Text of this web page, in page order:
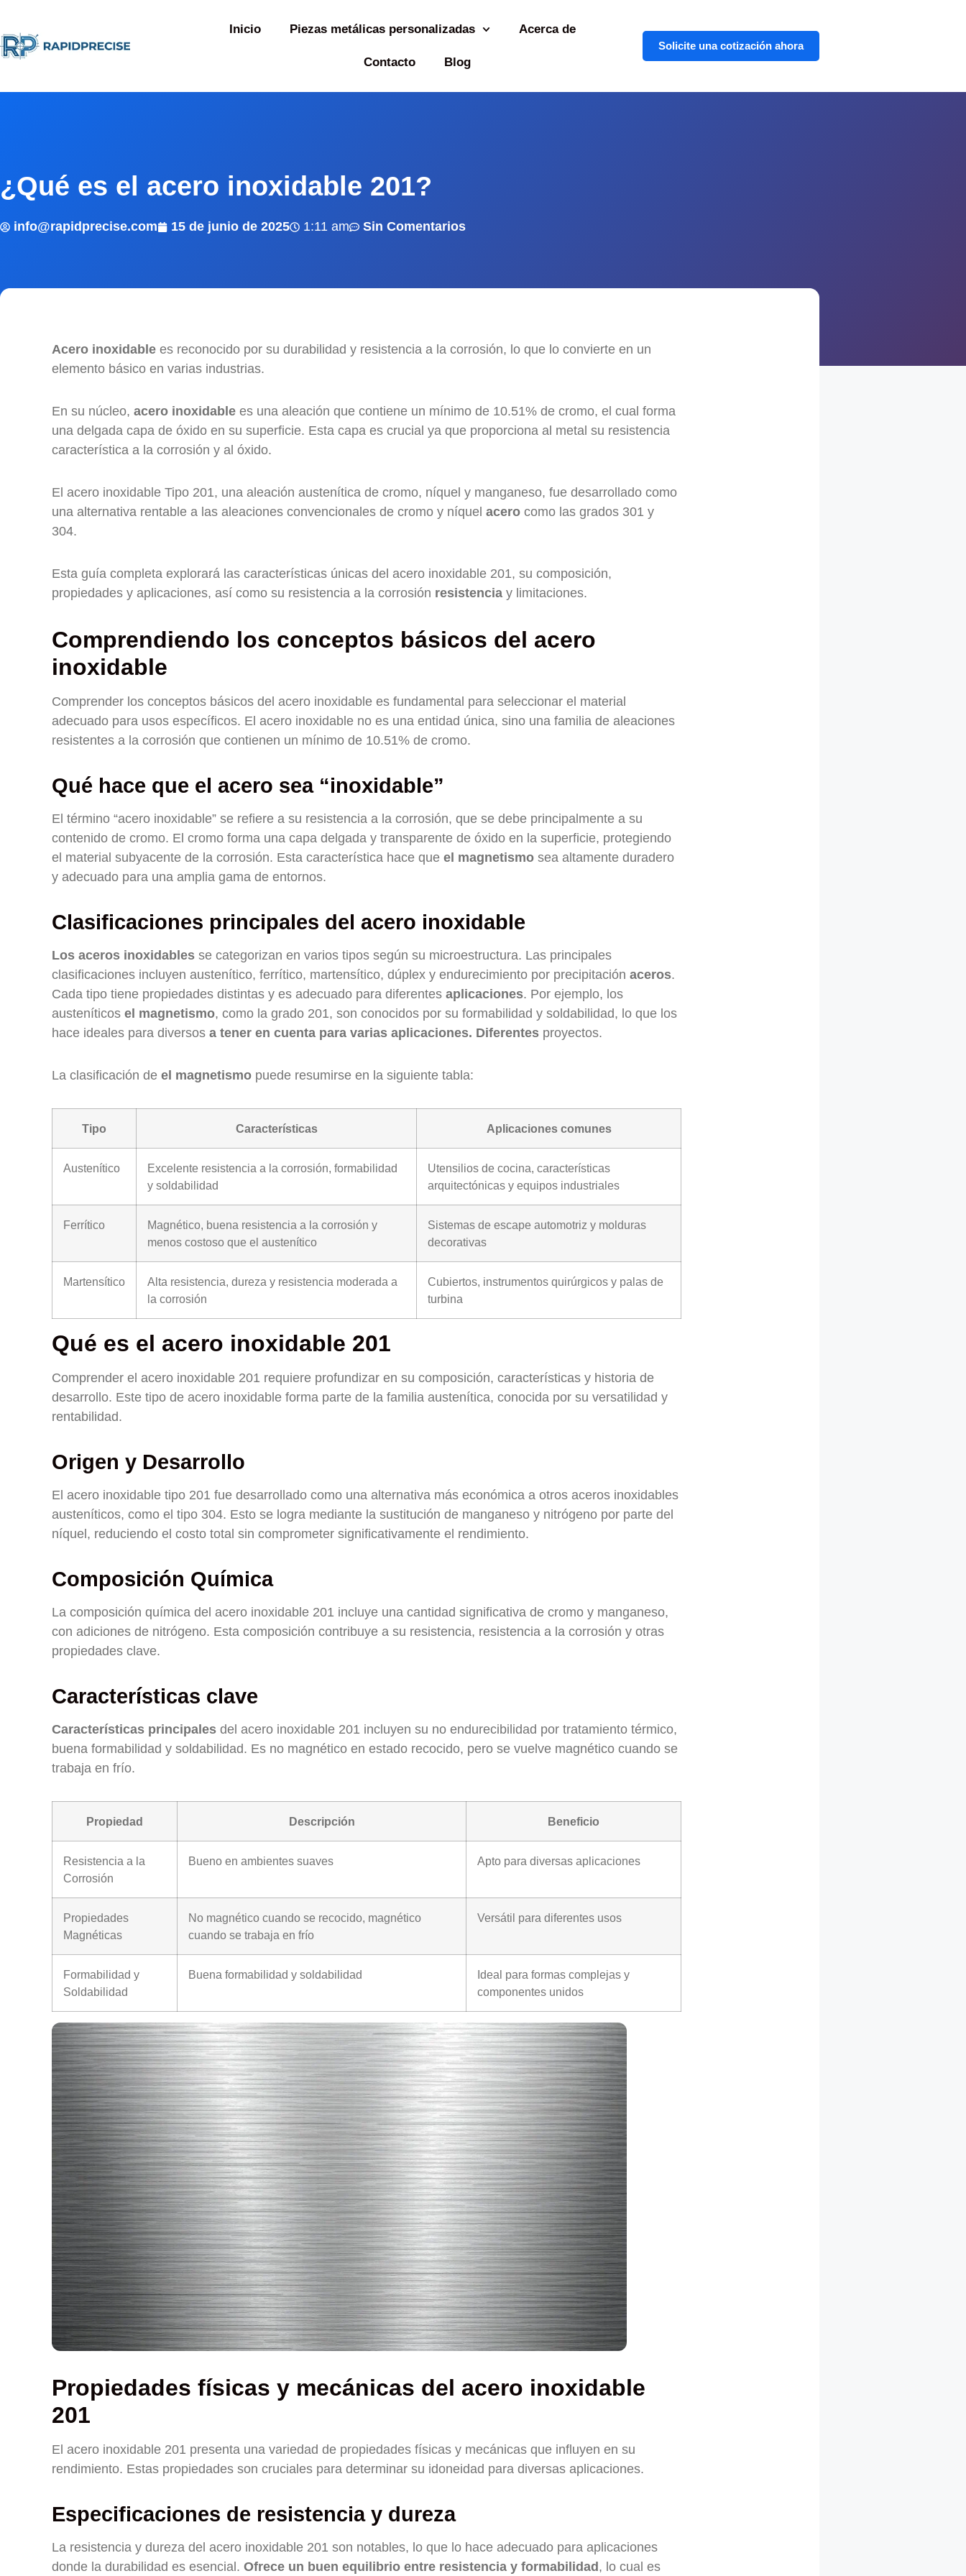
Inicio Piezas metálicas personalizadas Acerca de
Contacto Blog
Solicite una cotización ahora
¿Qué es el acero inoxidable 201?
info@rapidprecise.com 15 de junio de 2025 1:11 am Sin Comentarios
Acero inoxidable es reconocido por su durabilidad y resistencia a la corrosión, lo que lo convierte en un
elemento básico en varias industrias.
En su núcleo, acero inoxidable es una aleación que contiene un mínimo de 10.51% de cromo, el cual forma
una delgada capa de óxido en su superficie. Esta capa es crucial ya que proporciona al metal su resistencia
característica a la corrosión y al óxido.
El acero inoxidable Tipo 201, una aleación austenítica de cromo, níquel y manganeso, fue desarrollado como
una alternativa rentable a las aleaciones convencionales de cromo y níquel acero como las grados 301 y
304.
Esta guía completa explorará las características únicas del acero inoxidable 201, su composición,
propiedades y aplicaciones, así como su resistencia a la corrosión resistencia y limitaciones.
Comprendiendo los conceptos básicos del acero
inoxidable
Comprender los conceptos básicos del acero inoxidable es fundamental para seleccionar el material
adecuado para usos específicos. El acero inoxidable no es una entidad única, sino una familia de aleaciones
resistentes a la corrosión que contienen un mínimo de 10.51% de cromo.
Qué hace que el acero sea “inoxidable”
El término “acero inoxidable” se refiere a su resistencia a la corrosión, que se debe principalmente a su
contenido de cromo. El cromo forma una capa delgada y transparente de óxido en la superficie, protegiendo
el material subyacente de la corrosión. Esta característica hace que el magnetismo sea altamente duradero
y adecuado para una amplia gama de entornos.
Clasificaciones principales del acero inoxidable
Los aceros inoxidables se categorizan en varios tipos según su microestructura. Las principales
clasificaciones incluyen austenítico, ferrítico, martensítico, dúplex y endurecimiento por precipitación aceros.
Cada tipo tiene propiedades distintas y es adecuado para diferentes aplicaciones. Por ejemplo, los
austeníticos el magnetismo, como la grado 201, son conocidos por su formabilidad y soldabilidad, lo que los
hace ideales para diversos a tener en cuenta para varias aplicaciones. Diferentes proyectos.
La clasificación de el magnetismo puede resumirse en la siguiente tabla:
Tipo Características Aplicaciones comunes
Austenítico
Excelente resistencia a la corrosión, formabilidad
y soldabilidad
Utensilios de cocina, características
arquitectónicas y equipos industriales
Ferrítico
Magnético, buena resistencia a la corrosión y
menos costoso que el austenítico
Sistemas de escape automotriz y molduras
decorativas
Martensítico
Alta resistencia, dureza y resistencia moderada a
la corrosión
Cubiertos, instrumentos quirúrgicos y palas de
turbina
Qué es el acero inoxidable 201
Comprender el acero inoxidable 201 requiere profundizar en su composición, características y historia de
desarrollo. Este tipo de acero inoxidable forma parte de la familia austenítica, conocida por su versatilidad y
rentabilidad.
Origen y Desarrollo
El acero inoxidable tipo 201 fue desarrollado como una alternativa más económica a otros aceros inoxidables
austeníticos, como el tipo 304. Esto se logra mediante la sustitución de manganeso y nitrógeno por parte del
níquel, reduciendo el costo total sin comprometer significativamente el rendimiento.
Composición Química
La composición química del acero inoxidable 201 incluye una cantidad significativa de cromo y manganeso,
con adiciones de nitrógeno. Esta composición contribuye a su resistencia, resistencia a la corrosión y otras
propiedades clave.
Características clave
Características principales del acero inoxidable 201 incluyen su no endurecibilidad por tratamiento térmico,
buena formabilidad y soldabilidad. Es no magnético en estado recocido, pero se vuelve magnético cuando se
trabaja en frío.
Propiedad Descripción Beneficio
Resistencia a la
Corrosión
Bueno en ambientes suaves Apto para diversas aplicaciones
Propiedades
Magnéticas
No magnético cuando se recocido, magnético
cuando se trabaja en frío
Versátil para diferentes usos
Formabilidad y
Soldabilidad
Buena formabilidad y soldabilidad
Ideal para formas complejas y
componentes unidos
Propiedades físicas y mecánicas del acero inoxidable
201
El acero inoxidable 201 presenta una variedad de propiedades físicas y mecánicas que influyen en su
rendimiento. Estas propiedades son cruciales para determinar su idoneidad para diversas aplicaciones.
Especificaciones de resistencia y dureza
La resistencia y dureza del acero inoxidable 201 son notables, lo que lo hace adecuado para aplicaciones
donde la durabilidad es esencial. Ofrece un buen equilibrio entre resistencia y formabilidad , lo cual es